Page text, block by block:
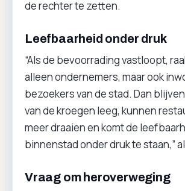
de rechter te zetten.
Leefbaarheid onder druk
“Als de bevoorrading vastloopt,
alleen ondernemers, maar ook
bezoekers van de stad. Dan
van de kroegen leeg, kunnen
meer draaien en komt de
binnenstad onder druk te staan,”
Vraag om heroverweging